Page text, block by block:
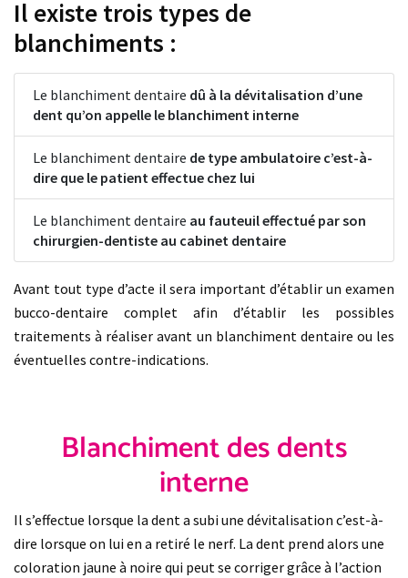
Il existe trois types de
blanchiments :
Le blanchiment dentaire dû à la dévitalisation d’une
dent qu’on appelle le blanchiment interne
Le blanchiment dentaire de type ambulatoire c’est-à-
dire que le patient effectue chez lui
Le blanchiment dentaire au fauteuil effectué par son
chirurgien-dentiste au cabinet dentaire
Avant tout type d’acte il sera important d’établir un examen
bucco-dentaire complet afin d’établir les possibles
traitements à réaliser avant un blanchiment dentaire ou les
éventuelles contre-indications.
Blanchiment des dents
interne
Il s’effectue lorsque la dent a subi une dévitalisation c’est-à-
dire lorsque on lui en a retiré le nerf. La dent prend alors une
coloration jaune à noire qui peut se corriger grâce à l’action